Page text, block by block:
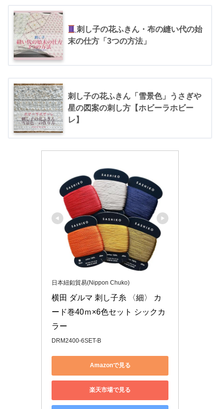
刺し子の花ふきん・布の縫い代の始
末の仕方「3つの方法」
刺し子の花ふきん「雪景色」うさぎや
星の図案の刺し方【ホビーラホビー
レ】
日本紐釦貿易(Nippon Chuko)
横田 ダルマ 刺し子糸 〈細〉 カ
ード巻40ｍ×6色セット シックカ
ラー
DRM2400-6SET-B
Amazonで見る
楽天市場で見る